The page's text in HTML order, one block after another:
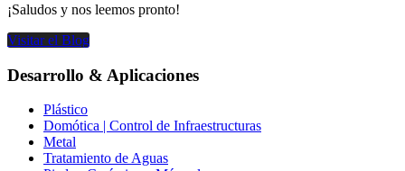
¡Saludos y nos leemos pronto!
Visitar el Blog
Desarrollo & Aplicaciones
Plástico
Domótica | Control de Infraestructuras
Metal
Tratamiento de Aguas